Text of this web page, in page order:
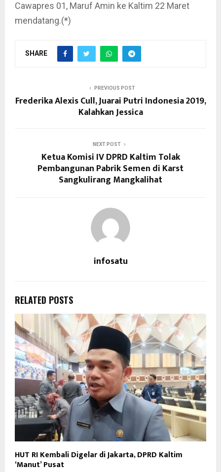
Cawapres 01, Maruf Amin ke Kaltim 22 Maret
mendatang.(*)
SHARE
PREVIOUS POST
Frederika Alexis Cull, Juarai Putri Indonesia 2019,
Kalahkan Jessica
NEXT POST
Ketua Komisi IV DPRD Kaltim Tolak
Pembangunan Pabrik Semen di Karst
Sangkulirang Mangkalihat
infosatu
RELATED POSTS
HUT RI Kembali Digelar di Jakarta, DPRD Kaltim
‘Manut’ Pusat